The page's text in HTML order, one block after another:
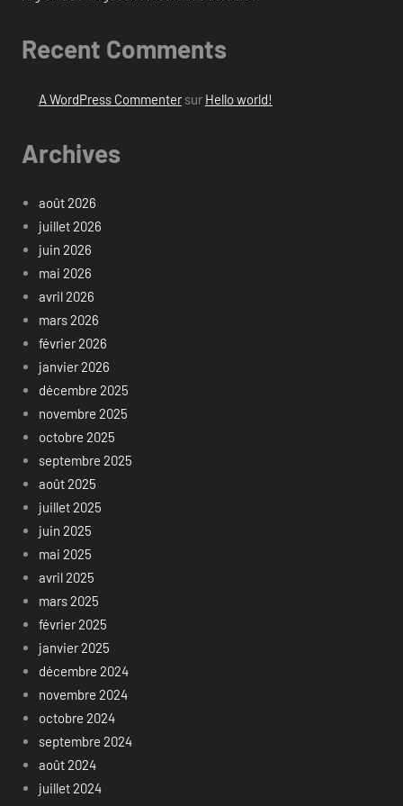
Recent Comments
A WordPress Commentersur Hello world!
Archives
août 2026
juillet 2026
juin 2026
mai 2026
avril 2026
mars 2026
février 2026
janvier 2026
décembre 2025
novembre 2025
octobre 2025
septembre 2025
août 2025
juillet 2025
juin 2025
mai 2025
avril 2025
mars 2025
février 2025
janvier 2025
décembre 2024
novembre 2024
octobre 2024
septembre 2024
août 2024
juillet 2024